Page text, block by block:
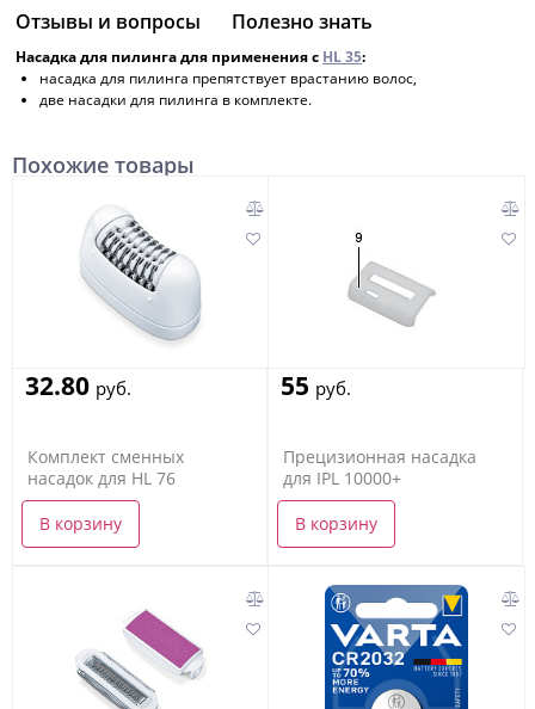
Отзывы и вопросы
Полезно знать
Насадка для пилинга для применения с HL 35:
насадка для пилинга препятствует врастанию волос,
две насадки для пилинга в комплекте.
Похожие товары
32.80 руб.
Комплект сменных
насадок для HL 76
В корзину
55 руб.
Прецизионная насадка
для IPL 10000+
В корзину